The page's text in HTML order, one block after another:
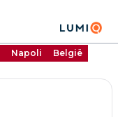
Napoli
België